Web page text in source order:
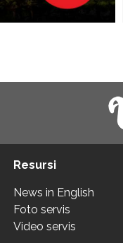
Resursi
News in English
Foto servis
Video servis